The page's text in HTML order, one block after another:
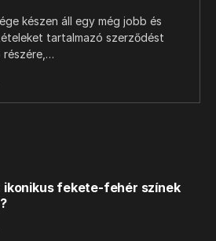
készen áll egy még jobb és
tartalmazó szerződést
részére,…
ikonikus fekete-fehér színek